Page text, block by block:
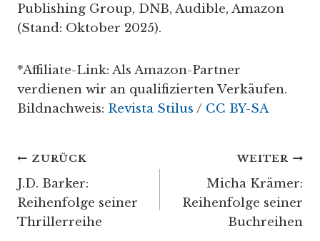
Publishing Group, DNB, Audible, Amazon
(Stand: Oktober 2025).
*Affiliate-Link: Als Amazon-Partner
verdienen wir an qualifizierten Verkäufen.
Bildnachweis: Revista Stilus / CC BY-SA
Beitragsnavigation
ZURÜCK
J.D. Barker:
Reihenfolge seiner
Thrillerreihe
WEITER
Micha Krämer:
Reihenfolge seiner
Buchreihen